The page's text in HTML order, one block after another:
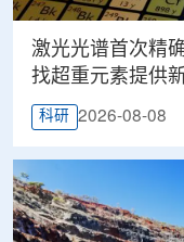
激光光谱首次精
找超重元素提供
科研 2026-08-08